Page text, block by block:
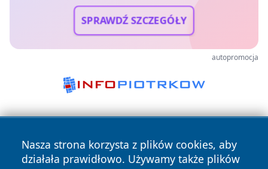
SPRAWDŹ SZCZEGÓŁY
autopromocja
Nasza strona korzysta z plików cookies, aby
działała prawidłowo. Używamy także plików